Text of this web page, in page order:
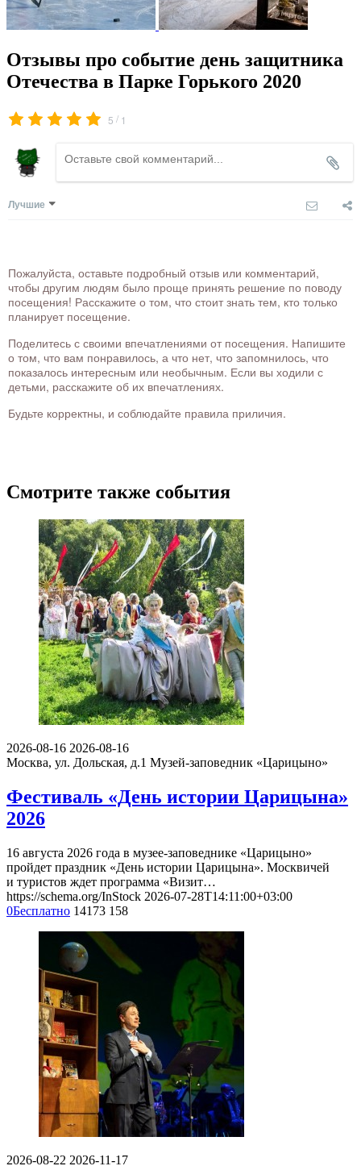
Отзывы про событие день защитника
Отечества в Парке Горького 2020
5 / 1
Лучшие
Пожалуйста, оставьте подробный отзыв или комментарий,
чтобы другим людям было проще принять решение по поводу
посещения! Расскажите о том, что стоит знать тем, кто только
планирует посещение.
Поделитесь с своими впечатлениями от посещения. Напишите
о том, что вам понравилось, а что нет, что запомнилось, что
показалось интересным или необычным. Если вы ходили с
детьми, расскажите об их впечатлениях.
Будьте корректны, и соблюдайте правила приличия.
Смотрите также события
2026-08-16 2026-08-16
Москва, ул. Дольская, д.1 Музей-заповедник «Царицыно»
Фестиваль «День истории Царицына»
2026
16 августа 2026 года в музее-заповеднике «Царицыно»
пройдет праздник «День истории Царицына». Москвичей
и туристов ждет программа «Визит…
https://schema.org/InStock 2026-07-28T14:11:00+03:00
0Бесплатно 14173 158
2026-08-22 2026-11-17